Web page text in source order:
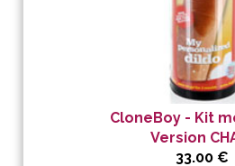
CloneBoy - Kit
Version
33.00 €